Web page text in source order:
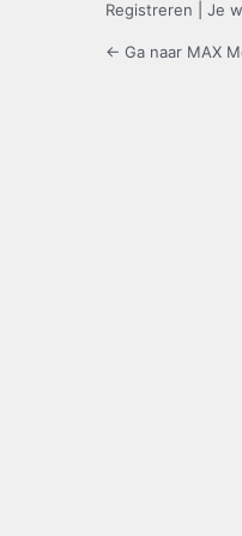
Registreren Je
← Ga naar MAX